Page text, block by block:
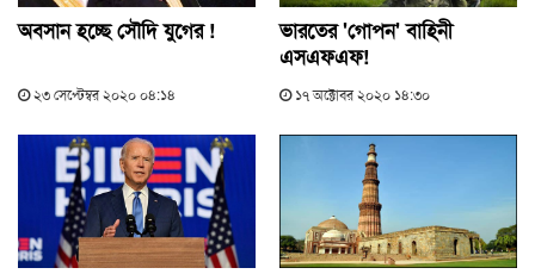
অবসান হচ্ছে সৌদি যুগের !
২৩ সেপ্টেম্বর ২০২০ ০৪:১৪
ভারতের 'গোপন' বাহিনী
এসএফএফ!
১৭ অক্টোবর ২০২০ ১৪:৩০